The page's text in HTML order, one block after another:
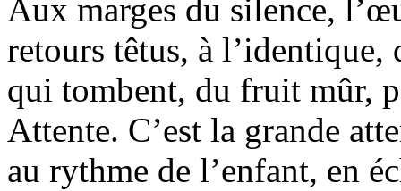
Aux marges du silence,
retours têtus, à l’identique,
qui tombent, du fruit mûr,
Attente. C’est la grande
au rythme de l’enfant, en